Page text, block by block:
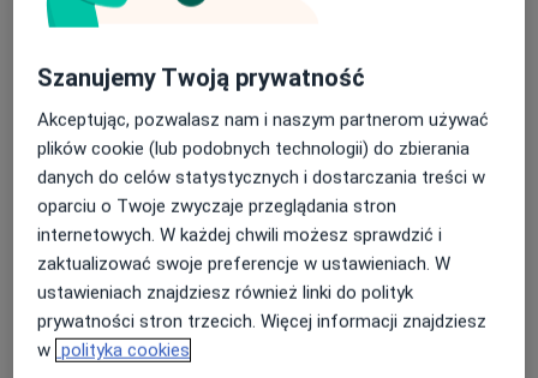
Konsultacja dermatologiczna
Konsultacja dermatologiczna
(pierwsza wizyta)
280 zł Szczegóły
Umów wizytę
Konsultacja online
280 zł Szczegóły Umów wizytę
Laserowe leczenie rumienia
Od 1 000 zł Szczegóły
Szanujemy Twoją prywatność
Akceptując, pozwalasz nam i naszym partnerom używać
plików cookie (lub podobnych technologii) do zbierania
danych do celów statystycznych i dostarczania treści w
oparciu o Twoje zwyczaje przeglądania stron
internetowych. W każdej chwili możesz sprawdzić i
zaktualizować swoje preferencje w ustawieniach. W
ustawieniach znajdziesz również linki do polityk
prywatności stron trzecich. Więcej informacji znajdziesz
w polityka cookies